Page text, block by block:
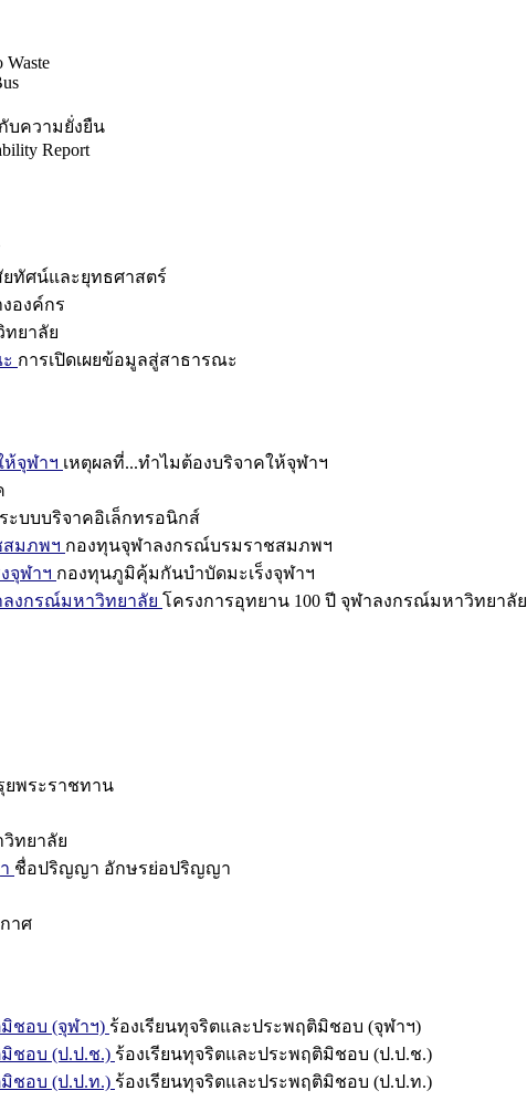
Waste
บความยั่งยืน
Report
ยทัศน์และยุทธศาสตร์
องค์กร
ทยาลัย
การเปิดเผยข้อมูลสู่สาธารณะ
ห้จุฬาฯ เหตุผลที่...ทำไมต้องบริจาคให้จุฬาฯ
ระบบบริจาคอิเล็กทรอนิกส์
สมภพฯ กองทุนจุฬาลงกรณ์บรมราชสมภพฯ
จุฬาฯ กองทุนภูมิคุ้มกันบำบัดมะเร็งจุฬาฯ
ลงกรณ์มหาวิทยาลัย โครงการอุทยาน 100 ปี จุฬาลงกรณ์มหาวิทยาลัย
ยพระราชทาน
วิทยาลัย
ชื่อปริญญา อักษรย่อปริญญา
าศ
ชอบ (จุฬาฯ) ร้องเรียนทุจริตและประพฤติมิชอบ (จุฬาฯ)
ชอบ (ป.ป.ช.) ร้องเรียนทุจริตและประพฤติมิชอบ (ป.ป.ช.)
ชอบ (ป.ป.ท.) ร้องเรียนทุจริตและประพฤติมิชอบ (ป.ป.ท.)